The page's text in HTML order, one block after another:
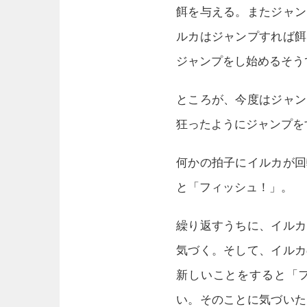
餌を与える。またジャ
ルカはジャンプすれば
ジャンプをし始めるそ
ところが、今度はジャ
狂ったようにジャンプ
何かの拍子にイルカが
と「フィッシュ！」。
繰り返すうちに、イル
気づく。そして、イル
新しいことをすると「
い。そのことに気づい